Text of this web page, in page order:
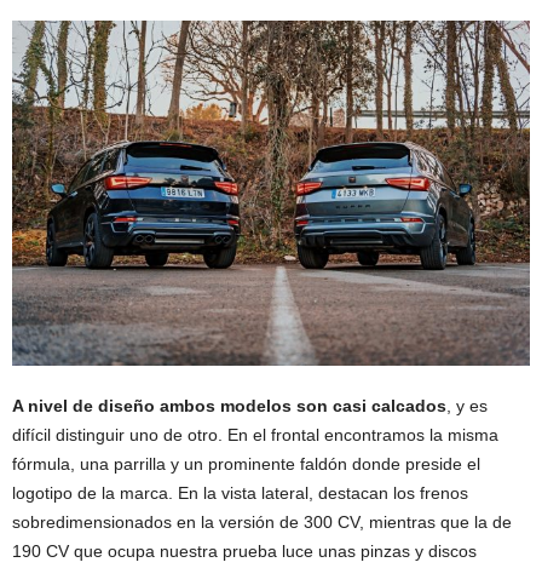
A nivel de diseño ambos modelos son casi calcados , y es
difícil distinguir uno de otro. En el frontal encontramos la misma
fórmula, una parrilla y un prominente faldón donde preside el
logotipo de la marca. En la vista lateral, destacan los frenos
sobredimensionados en la versión de 300 CV, mientras que la de
190 CV que ocupa nuestra prueba luce unas pinzas y discos